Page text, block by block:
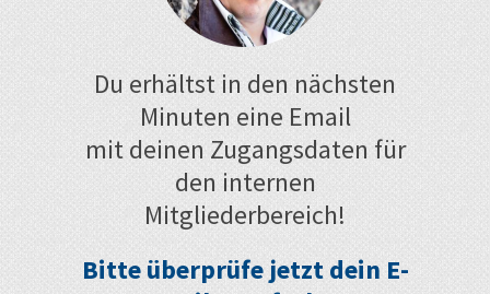
Du erhältst in den nächsten
Minuten eine Email
mit deinen Zugangsdaten für
den internen
Mitgliederbereich!
Bitte überprüfe jetzt dein E-